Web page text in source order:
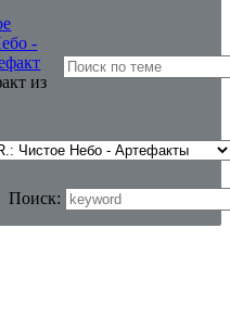
-
из
Поиск: